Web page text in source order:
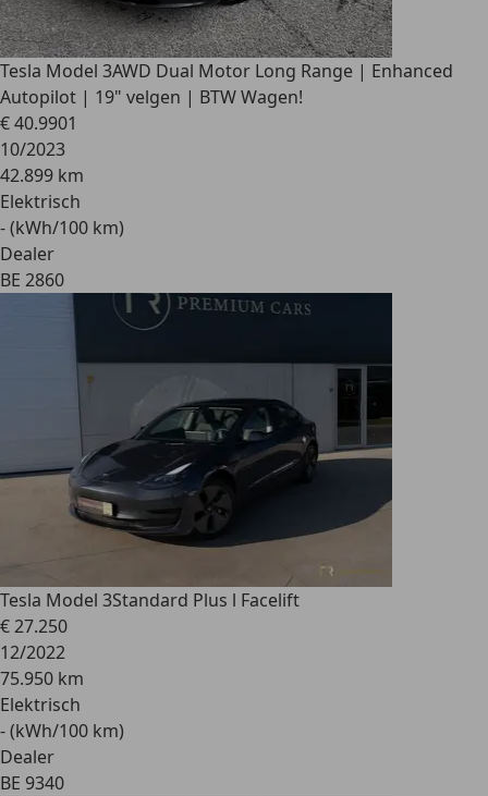
Tesla Model 3AWD Dual Motor Long Range | Enhanced
Autopilot | 19" velgen | BTW Wagen!
€ 40.9901
10/2023
42.899 km
Elektrisch
- (kWh/100 km)
Dealer
BE 2860
Tesla Model 3Standard Plus l Facelift
€ 27.250
12/2022
75.950 km
Elektrisch
- (kWh/100 km)
Dealer
BE 9340